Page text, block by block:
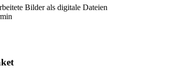
Bilder als digitale Dateien